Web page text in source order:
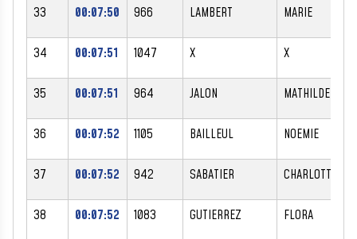
33 00:07:50 966 LAMBERT MARIE
34 00:07:51 1047 X X
35 00:07:51 964 JALON MATHILDE
36 00:07:52 1105 BAILLEUL NOEMIE
37 00:07:52 942 SABATIER CHARLOTTE
38 00:07:52 1083 GUTIERREZ FLORA